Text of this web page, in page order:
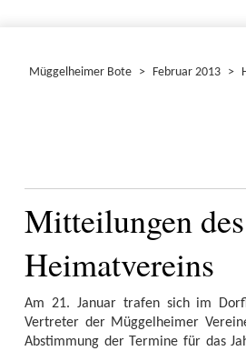
Müggelheimer Bote > Februar 2013 >
Mitteilungen des
Heimatvereins
Am 21. Januar trafen sich im
Vertreter der Müggelheimer
Abstimmung der Termine für das